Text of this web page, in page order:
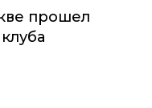
прошел